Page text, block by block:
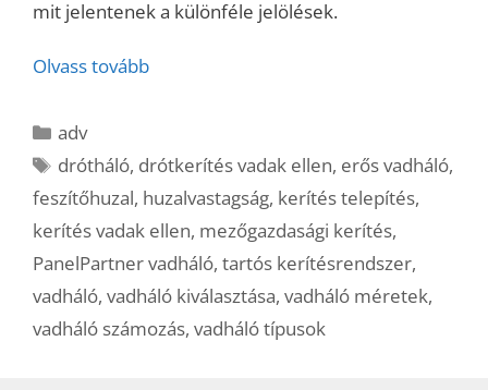
mit jelentenek a különféle jelölések.
Olvass tovább
Kategória
adv
Címkék
drótháló, drótkerítés vadak ellen, erős vadháló,
feszítőhuzal, huzalvastagság, kerítés telepítés,
kerítés vadak ellen, mezőgazdasági kerítés,
PanelPartner vadháló, tartós kerítésrendszer,
vadháló, vadháló kiválasztása, vadháló méretek,
vadháló számozás, vadháló típusok